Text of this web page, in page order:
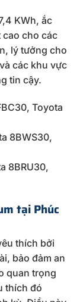
KWh, ắc
cao cho các
lý tưởng cho
các khu vực
tin cậy.
Toyota
8BWS30,
8BRU30,
tại Phúc
thích bởi
bảo đảm an
quan trọng
thích đó